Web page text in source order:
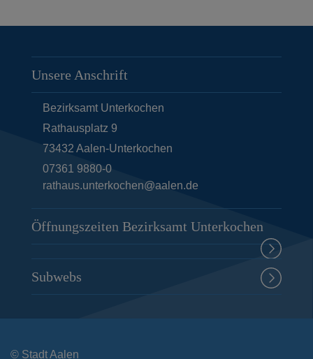
Unsere Anschrift
Bezirksamt Unterkochen
Rathausplatz 9
73432 Aalen-Unterkochen
07361 9880-0
rathaus.unterkochen@aalen.de
Öffnungszeiten Bezirksamt Unterkochen
Subwebs
© Stadt Aalen